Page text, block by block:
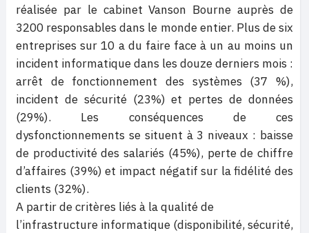
réalisée par le cabinet Vanson Bourne auprès de
3200 responsables dans le monde entier. Plus de six
entreprises sur 10 a du faire face à un au moins un
incident informatique dans les douze derniers mois :
arrêt de fonctionnement des systèmes (37 %),
incident de sécurité (23%) et pertes de données
(29%). Les conséquences de ces
dysfonctionnements se situent à 3 niveaux : baisse
de productivité des salariés (45%), perte de chiffre
d’affaires (39%) et impact négatif sur la fidélité des
clients (32%).
A partir de critères liés à la qualité de
l’infrastructure informatique (disponibilité, sécurité,